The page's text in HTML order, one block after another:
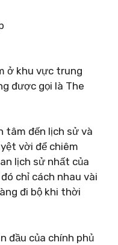
ở khu vực trung
được gọi là The
tâm đến lịch sử và
vời để chiêm
lịch sử nhất của
chỉ cách nhau vài
đi bộ khi thời
đầu của chính phủ